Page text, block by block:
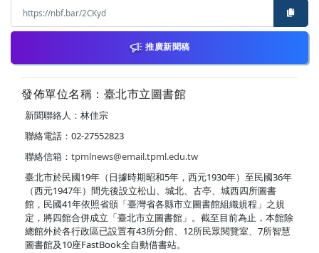
推廣新聞稿
發佈單位名稱：臺北市立圖書館
新聞聯絡人：林佳宗
聯絡電話：02-27552823
聯絡信箱： tpmlnews@email.tpml.edu.tw
臺北市於民國19年（日據時期昭和5年，西元1930年）至民國36年
（西元1947年）間先後設立松山、城北、古亭、城西四所圖書
館，民國41年依照省頒「臺灣省各縣市立圖書館組織規程」之規
定，將四館合併成立「臺北市立圖書館」。截至目前為止，本館除
總館外於各行政區已設置有43所分館、12所民眾閱覽室、7所智慧
圖書館及10座FastBook全自動借書站。